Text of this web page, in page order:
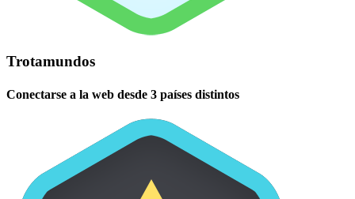
Trotamundos
Conectarse a la web desde 3 países distintos